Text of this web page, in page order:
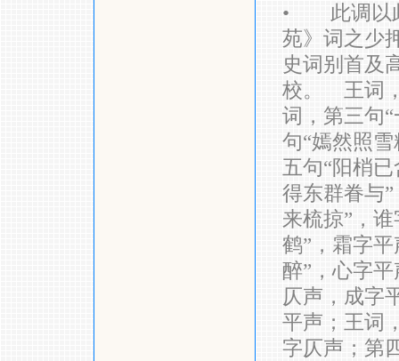
• 此调以此
苑》词之少
史词别首及
校。 王词
词，第三句
句“嫣然照
五句“阳梢
得东群眷与
来梳掠”，
鹤”，霜字
醉”，心字
仄声，成字
平声；王词
字仄声；第